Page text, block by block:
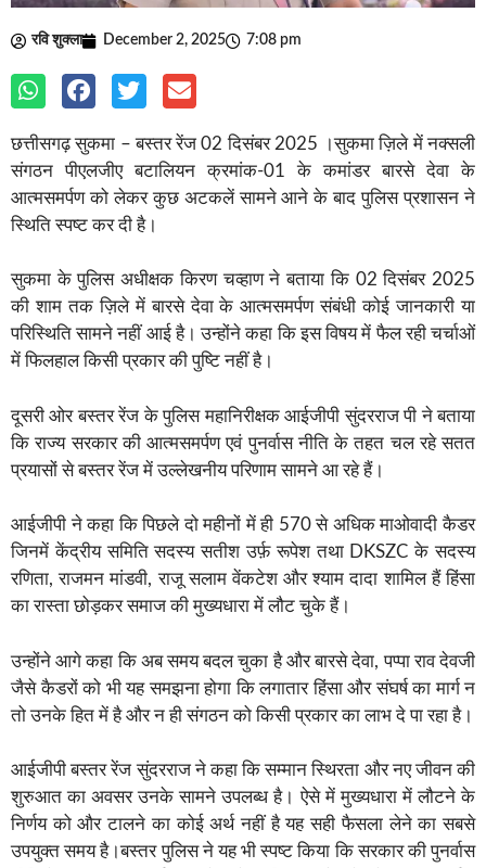
रवि शुक्ला December 2, 2025 7:08 pm
छत्तीसगढ़ सुकमा – बस्तर रेंज 02 दिसंबर 2025 ।सुकमा ज़िले में नक्सली
संगठन पीएलजीए बटालियन क्रमांक-01 के कमांडर बारसे देवा के
आत्मसमर्पण को लेकर कुछ अटकलें सामने आने के बाद पुलिस प्रशासन ने
स्थिति स्पष्ट कर दी है।
सुकमा के पुलिस अधीक्षक किरण चव्हाण ने बताया कि 02 दिसंबर 2025
की शाम तक ज़िले में बारसे देवा के आत्मसमर्पण संबंधी कोई जानकारी या
परिस्थिति सामने नहीं आई है। उन्होंने कहा कि इस विषय में फैल रही चर्चाओं
में फिलहाल किसी प्रकार की पुष्टि नहीं है।
दूसरी ओर बस्तर रेंज के पुलिस महानिरीक्षक आईजीपी सुंदरराज पी ने बताया
कि राज्य सरकार की आत्मसमर्पण एवं पुनर्वास नीति के तहत चल रहे सतत
प्रयासों से बस्तर रेंज में उल्लेखनीय परिणाम सामने आ रहे हैं।
आईजीपी ने कहा कि पिछले दो महीनों में ही 570 से अधिक माओवादी कैडर
जिनमें केंद्रीय समिति सदस्य सतीश उर्फ़ रूपेश तथा DKSZC के सदस्य
रणिता, राजमन मांडवी, राजू सलाम वेंकटेश और श्याम दादा शामिल हैं हिंसा
का रास्ता छोड़कर समाज की मुख्यधारा में लौट चुके हैं।
उन्होंने आगे कहा कि अब समय बदल चुका है और बारसे देवा, पप्पा राव देवजी
जैसे कैडरों को भी यह समझना होगा कि लगातार हिंसा और संघर्ष का मार्ग न
तो उनके हित में है और न ही संगठन को किसी प्रकार का लाभ दे पा रहा है।
आईजीपी बस्तर रेंज सुंदरराज ने कहा कि सम्मान स्थिरता और नए जीवन की
शुरुआत का अवसर उनके सामने उपलब्ध है। ऐसे में मुख्यधारा में लौटने के
निर्णय को और टालने का कोई अर्थ नहीं है यह सही फैसला लेने का सबसे
उपयुक्त समय है।बस्तर पुलिस ने यह भी स्पष्ट किया कि सरकार की पुनर्वास